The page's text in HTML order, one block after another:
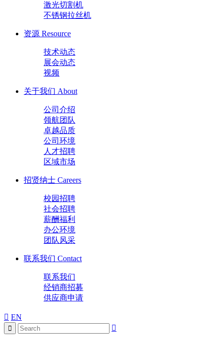
激光切割机
不锈钢拉丝机
资源 Resource
技术动态
展会动态
视频
关于我们 About
公司介绍
领航团队
卓越品质
公司环境
人才招聘
区域市场
招贤纳士 Careers
校园招聘
社会招聘
薪酬福利
办公环境
团队风采
联系我们 Contact
联系我们
经销商招募
供应商申请
EN